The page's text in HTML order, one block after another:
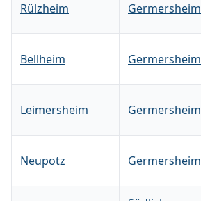
Rülzheim Germersheim
Bellheim Germersheim
Leimersheim Germersheim
Neupotz Germersheim